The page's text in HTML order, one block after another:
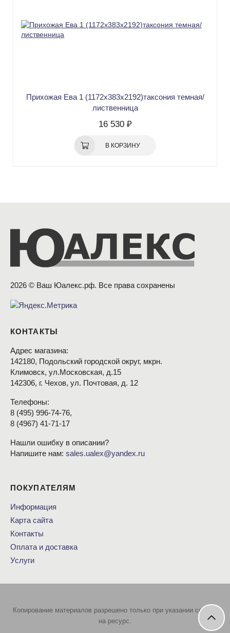
Прихожая Ева 1 (1172х383х2192)таксония темная/
лиственница
16 530 ₽
В КОРЗИНУ
2026 © Ваш Юалекс.рф. Все права сохранены
КОНТАКТЫ
Адрес магазина:
142180, Подольский городской округ, мкрн.
Климовск, ул.Московская, д.15
142306, г. Чехов, ул. Почтовая, д. 12
Телефоны:
8 (495) 996-74-76,
8 (4967) 41-71-17
Нашли ошибку в описании?
Напишите нам: sales.ualex@yandex.ru
ПОКУПАТЕЛЯМ
Информация
Карта сайта
Контакты
Оплата и доставка
Услуги
Копирование материалов разрешено только при указании ссылки
на ресурс.